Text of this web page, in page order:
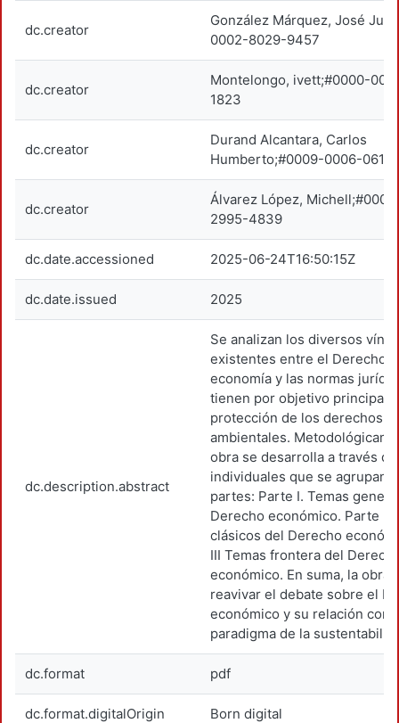
dc.creator
González Márquez, José
0002-8029-9457
dc.creator
Montelongo, ivett;#0000-
1823
dc.creator
Durand Alcantara, Carlos
Humberto;#0009-0006-
dc.creator
Álvarez López,
2995-4839
dc.date.accessioned 2025-06-24T16:50:15Z
dc.date.issued 2025
dc.description.abstract
Se analizan los diversos
existentes entre el Derecho
economía y las normas
tienen por objetivo principal
protección de los derechos
ambientales.
obra se desarrolla a través
individuales que se agrupan
partes: Parte I. Temas
Derecho económico. Parte II
clásicos del Derecho
III Temas frontera del
económico. En suma, la obra
reavivar el debate sobre el
económico y su relación con
paradigma de la
dc.format pdf
dc.format.digitalOrigin Born digital